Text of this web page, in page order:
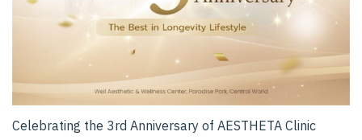
Celebrating the 3rd Anniversary of AESTHETA Clinic